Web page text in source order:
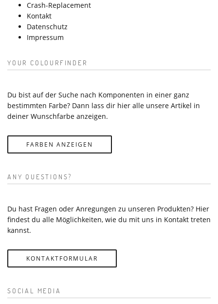
Crash-Replacement
Kontakt
Datenschutz
Impressum
YOUR COLOURFINDER
Du bist auf der Suche nach Komponenten in einer ganz
bestimmten Farbe? Dann lass dir hier alle unsere Artikel in
deiner Wunschfarbe anzeigen.
FARBEN ANZEIGEN
ANY QUESTIONS?
Du hast Fragen oder Anregungen zu unseren Produkten? Hier
findest du alle Möglichkeiten, wie du mit uns in Kontakt treten
kannst.
KONTAKTFORMULAR
SOCIAL MEDIA